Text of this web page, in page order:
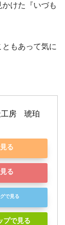
けた『いづも
もあって気に
房　琥珀
る
る
で見る
プで見る